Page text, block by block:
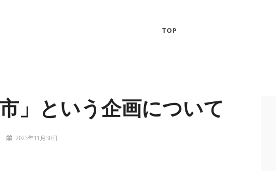
TOP
」という企画について
投
2023年11月30日